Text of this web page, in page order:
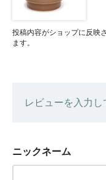
投稿内容がショップに反映
ます。
レビューを入力し
ニックネーム